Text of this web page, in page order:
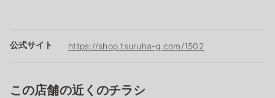
公式サイト https://shop.tsuruha-g.com/1502
この店舗の近くのチラシ